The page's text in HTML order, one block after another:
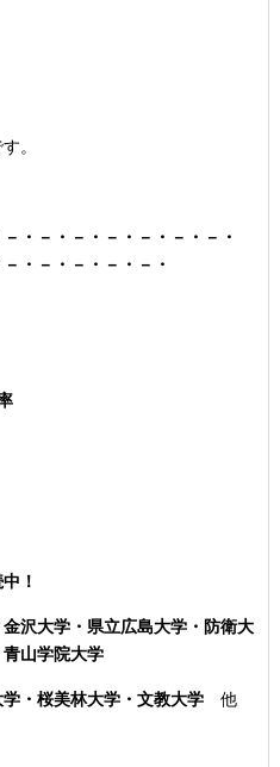
。
・－・－・－・－・－・－・
・－・－・－・－・
！
沢大学・県立広島大学・防衛大
山学院大学
学・桜美林大学・文教大学 他